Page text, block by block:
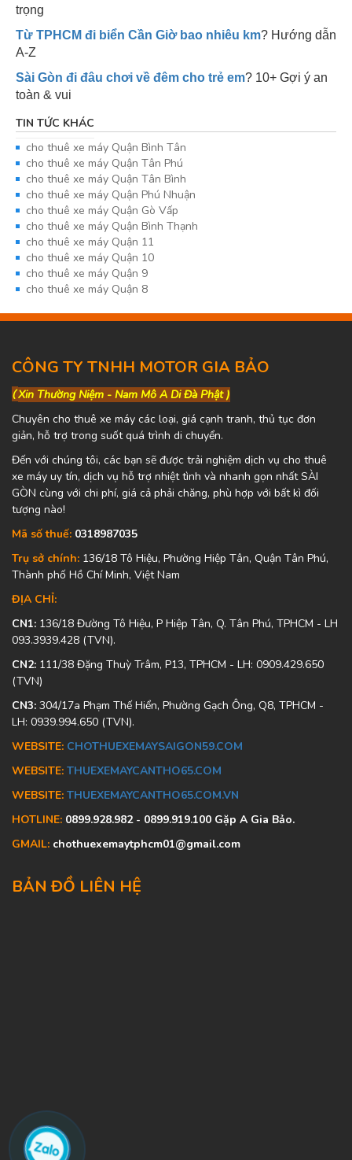
trọng
Từ TPHCM đi biển Cần Giờ bao nhiêu km? Hướng dẫn
A-Z
Sài Gòn đi đâu chơi về đêm cho trẻ em? 10+ Gợi ý an
toàn & vui
TIN TỨC KHÁC
cho thuê xe máy Quận Bình Tân
cho thuê xe máy Quận Tân Phú
cho thuê xe máy Quận Tân Bình
cho thuê xe máy Quận Phú Nhuận
cho thuê xe máy Quận Gò Vấp
cho thuê xe máy Quận Bình Thạnh
cho thuê xe máy Quận 11
cho thuê xe máy Quận 10
cho thuê xe máy Quận 9
cho thuê xe máy Quận 8
CÔNG TY TNHH MOTOR GIA BẢO
(Xin Thường Niệm - Nam Mô A Di Đà Phật )
Chuyên cho thuê xe máy các loại, giá cạnh tranh, thủ tục đơn
giản, hỗ trợ trong suốt quá trình di chuyển.
Đến với chúng tôi, các bạn sẽ được trải nghiệm dịch vụ cho thuê
xe máy uy tín, dịch vụ hỗ trợ nhiệt tình và nhanh gọn nhất SÀI
GÒN cùng với chi phí, giá cả phải chăng, phù hợp với bất kì đối
tượng nào!
Mã số thuế: 0318987035
Trụ sở chính: 136/18 Tô Hiệu, Phường Hiệp Tân, Quận Tân Phú,
Thành phố Hồ Chí Minh, Việt Nam
ĐỊA CHỈ:
CN1: 136/18 Đường Tô Hiệu, P Hiệp Tân, Q. Tân Phú, TPHCM - LH
093.3939.428 (TVN).
CN2: 111/38 Đặng Thuỳ Trâm, P13, TPHCM - LH: 0909.429.650
(TVN)
CN3: 304/17a Phạm Thế Hiển, Phường Gạch Ông, Q8, TPHCM -
LH: 0939.994.650 (TVN).
WEBSITE: CHOTHUEXEMAYSAIGON59.COM
WEBSITE: THUEXEMAYCANTHO65.COM
WEBSITE: THUEXEMAYCANTHO65.COM.VN
HOTLINE: 0899.928.982 - 0899.919.100 Gặp A Gia Bảo.
GMAIL: chothuexemaytphcm01@gmail.com
BẢN ĐỒ LIÊN HỆ